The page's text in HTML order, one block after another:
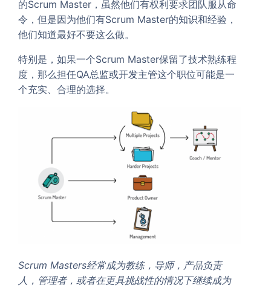
的Scrum Master，虽然他们有权利要求团队服从命
令，但是因为他们有Scrum Master的知识和经验，
他们知道最好不要这么做。
特别是，如果一个Scrum Master保留了技术熟练程
度，那么担任QA总监或开发主管这个职位可能是一
个充实、合理的选择。
Scrum Masters经常成为教练，导师，产品负责
人，管理者，或者在更具挑战性的情况下继续成为